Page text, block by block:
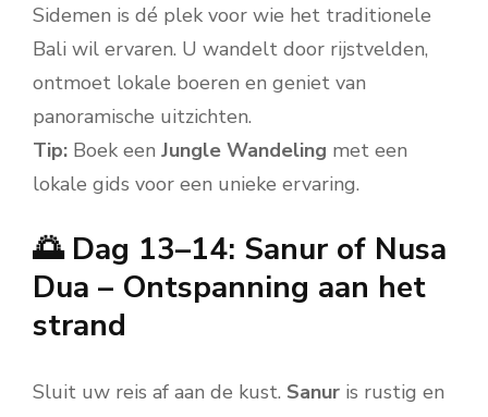
Sidemen is dé plek voor wie het traditionele
Bali wil ervaren. U wandelt door rijstvelden,
ontmoet lokale boeren en geniet van
panoramische uitzichten.
Tip: Boek een Jungle Wandeling met een
lokale gids voor een unieke ervaring.
🌅 Dag 13–14: Sanur of Nusa
Dua – Ontspanning aan het
strand
Sluit uw reis af aan de kust. Sanur is rustig en